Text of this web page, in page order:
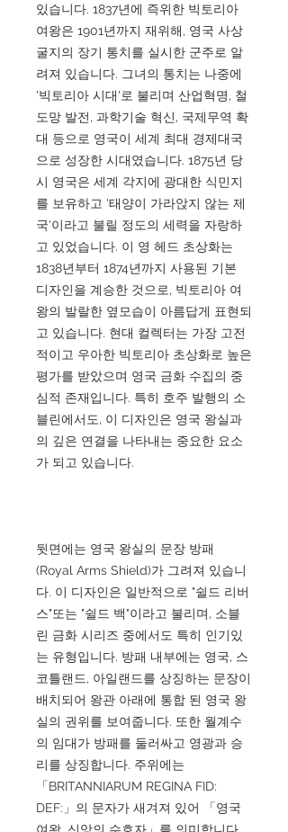
있습니다. 1837년에 즉위한 빅토리아
여왕은 1901년까지 재위해, 영국 사상
굴지의 장기 통치를 실시한 군주로 알
려져 있습니다. 그녀의 통치는 나중에
'빅토리아 시대'로 불리며 산업혁명, 철
도망 발전, 과학기술 혁신, 국제무역 확
대 등으로 영국이 세계 최대 경제대국
으로 성장한 시대였습니다. 1875년 당
시 영국은 세계 각지에 광대한 식민지
를 보유하고 '태양이 가라앉지 않는 제
국'이라고 불릴 정도의 세력을 자랑하
고 있었습니다. 이 영 헤드 초상화는
1838년부터 1874년까지 사용된 기본
디자인을 계승한 것으로, 빅토리아 여
왕의 발랄한 옆모습이 아름답게 표현되
고 있습니다. 현대 컬렉터는 가장 고전
적이고 우아한 빅토리아 초상화로 높은
평가를 받았으며 영국 금화 수집의 중
심적 존재입니다. 특히 호주 발행의 소
블린에서도, 이 디자인은 영국 왕실과
의 깊은 연결을 나타내는 중요한 요소
가 되고 있습니다.
뒷면에는 영국 왕실의 문장 방패
(Royal Arms Shield)가 그려져 있습니
다. 이 디자인은 일반적으로 "쉴드 리버
스"또는 "쉴드 백"이라고 불리며, 소블
린 금화 시리즈 중에서도 특히 인기있
는 유형입니다. 방패 내부에는 영국, 스
코틀랜드, 아일랜드를 상징하는 문장이
배치되어 왕관 아래에 통합 된 영국 왕
실의 권위를 보여줍니다. 또한 월계수
의 임대가 방패를 둘러싸고 영광과 승
리를 상징합니다. 주위에는
「BRITANNIARUM REGINA FID:
DEF:」의 문자가 새겨져 있어 「영국
여왕, 신앙의 수호자」를 의미합니다.